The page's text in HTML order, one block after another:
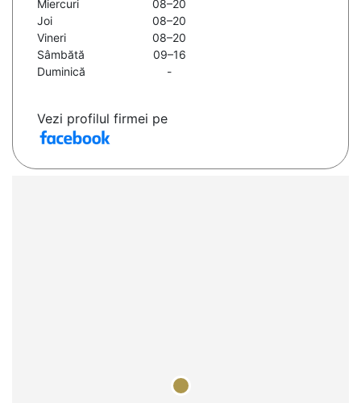
Miercuri
08–20
Joi
08–20
Vineri
08–20
Sâmbătă
09–16
Duminică
-
Vezi profilul firmei pe